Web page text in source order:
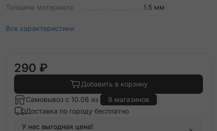
Толщина материала
1.5 мм
Все характеристики
290 ₽
Добавить в корзину
Самовывоз с 10.08 из
9 магазинов
Доставка по городу бесплатно
У нас выгодная цена!